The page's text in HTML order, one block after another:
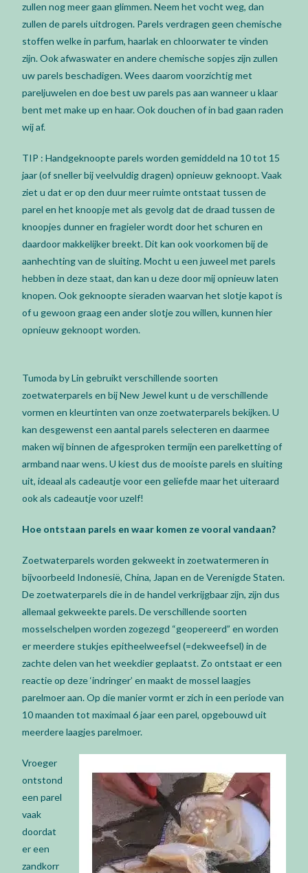
zullen nog meer gaan glimmen. Neem het vocht weg, dan
zullen de parels uitdrogen. Parels verdragen geen chemische
stoffen welke in parfum, haarlak en chloorwater te vinden
zijn. Ook afwaswater en andere chemische sopjes zijn zullen
uw parels beschadigen. Wees daarom voorzichtig met
pareljuwelen en doe best uw parels pas aan wanneer u klaar
bent met make up en haar. Ook douchen of in bad gaan raden
wij af.
TIP : Handgeknoopte parels worden gemiddeld na 10 tot 15
jaar (of sneller bij veelvuldig dragen) opnieuw geknoopt. Vaak
ziet u dat er op den duur meer ruimte ontstaat tussen de
parel en het knoopje met als gevolg dat de draad tussen de
knoopjes dunner en fragieler wordt door het schuren en
daardoor makkelijker breekt. Dit kan ook voorkomen bij de
aanhechting van de sluiting. Mocht u een juweel met parels
hebben in deze staat, dan kan u deze door mij opnieuw laten
knopen. Ook geknoopte sieraden waarvan het slotje kapot is
of u gewoon graag een ander slotje zou willen, kunnen hier
opnieuw geknoopt worden.
Tumoda by Lin gebruikt verschillende soorten
zoetwaterparels en bij New Jewel kunt u de verschillende
vormen en kleurtinten van onze zoetwaterparels bekijken. U
kan desgewenst een aantal parels selecteren en daarmee
maken wij binnen de afgesproken termijn een parelketting of
armband naar wens. U kiest dus de mooiste parels en sluiting
uit, ideaal als cadeautje voor een geliefde maar het uiteraard
ook als cadeautje voor uzelf!
Hoe ontstaan parels en waar komen ze vooral vandaan?
Zoetwaterparels worden gekweekt in zoetwatermeren in
bijvoorbeeld Indonesië, China, Japan en de Verenigde Staten.
De zoetwaterparels die in de handel verkrijgbaar zijn, zijn dus
allemaal gekweekte parels. De verschillende soorten
mosselschelpen worden zogezegd “geopereerd” en worden
er meerdere stukjes epitheelweefsel (=dekweefsel) in de
zachte delen van het weekdier geplaatst. Zo ontstaat er een
reactie op deze ‘indringer’ en maakt de mossel laagjes
parelmoer aan. Op die manier vormt er zich in een periode van
10 maanden tot maximaal 6 jaar een parel, opgebouwd uit
meerdere laagjes parelmoer.
Vroeger
ontstond
een parel
vaak
doordat
er een
zandkorr